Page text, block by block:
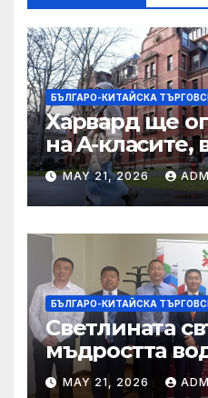
БЪЛГАРО-КИТАЙСКА
Харвард ще
на A-класите,
силната
студентите
MAY 21, 2026
БЪЛГАРО-КИТАЙСКА
Светлината
мъдростта
MAY 21, 2026